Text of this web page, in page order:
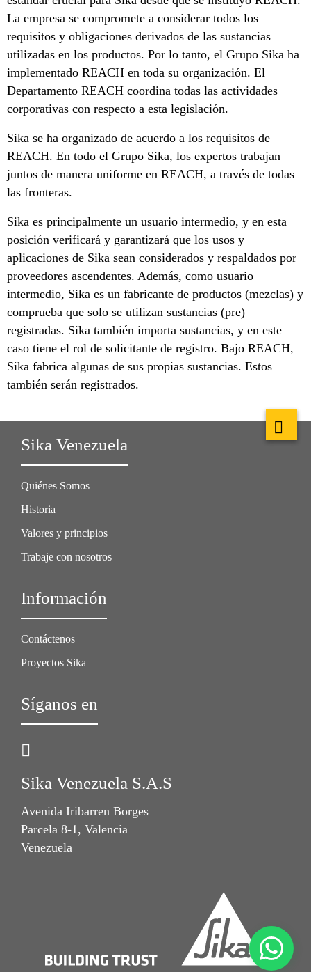
La empresa se compromete a considerar todos los
requisitos y obligaciones derivados de las sustancias
utilizadas en los productos. Por lo tanto, el Grupo Sika ha
implementado REACH en toda su organización. El
Departamento REACH coordina todas las actividades
corporativas con respecto a esta legislación.
Sika se ha organizado de acuerdo a los requisitos de
REACH. En todo el Grupo Sika, los expertos trabajan
juntos de manera uniforme en REACH, a través de todas
las fronteras.
Sika es principalmente un usuario intermedio, y en esta
posición verificará y garantizará que los usos y
aplicaciones de Sika sean considerados y respaldados por
proveedores ascendentes. Además, como usuario
intermedio, Sika es un fabricante de productos (mezclas) y
comprueba que solo se utilizan sustancias (pre)
registradas. Sika también importa sustancias, y en este
caso tiene el rol de solicitante de registro. Bajo REACH,
Sika fabrica algunas de sus propias sustancias. Estos
también serán registrados.
Sika Venezuela
Quiénes Somos
Historia
Valores y principios
Trabaje con nosotros
Información
Contáctenos
Proyectos Sika
Síganos en
Sika Venezuela S.A.S
Avenida Iribarren Borges
Parcela 8-1, Valencia
Venezuela